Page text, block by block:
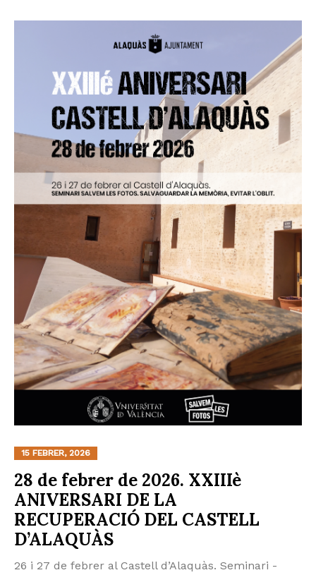
15 FEBRER, 2026
28 de febrer de 2026. XXIIIè
ANIVERSARI DE LA
RECUPERACIÓ DEL CASTELL
D’ALAQUÀS
26 i 27 de febrer al Castell d’Alaquàs. Seminari -